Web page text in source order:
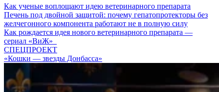
Как ученые воплощают идею ветеринарного препарата
Печень под двойной защитой: почему гепатопротекторы без
желчегонного компонента работают не в полную силу
Как рождается идея нового ветеринарного препарата —
сериал «ВиЖ»
СПЕЦПРОЕКТ
«Кошки — звезды Донбасса»